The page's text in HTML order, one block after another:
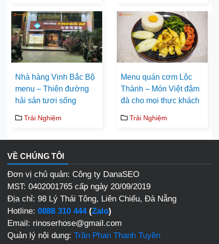
Nhà hàng Vịnh Bắc Bộ
menu – Thiên đường
hải sản tươi sống
Trải Nghiệm
Menu quán cơm Lộc
Thành – Món Việt đậm
đà cho mọi thực khách
Trải Nghiệm
VỀ CHÚNG TÔI
Đơn vị chủ quản: Công ty DanaSEO
MST: 0402001765 cấp ngày 20/09/2019
Địa chỉ: 98 Lý Thái Tông, Liên Chiểu, Đà Nẵng
Hotline: 0888 310 444(Zalo)
Email: rinoserhose@gmail.com
Quản lý nội dung: Trần Phan Thanh Tuyền